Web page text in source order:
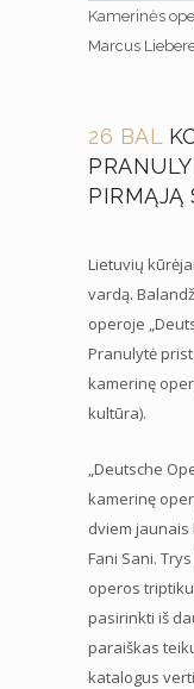
Kamerinės
Marcus
26 BAL
PIRMĄJĄ
Lietuvių
vardą.
operoje
Pranulytė
kamerinę
kultūra).
„Deutsche
kamerinę
dviem jaunais
Fani Sani.
operos
pasirinkti iš
paraiškas
katalogus